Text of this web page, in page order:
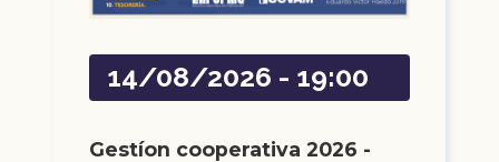
14/08/2026 - 19:00
Gestíon cooperativa 2026 -